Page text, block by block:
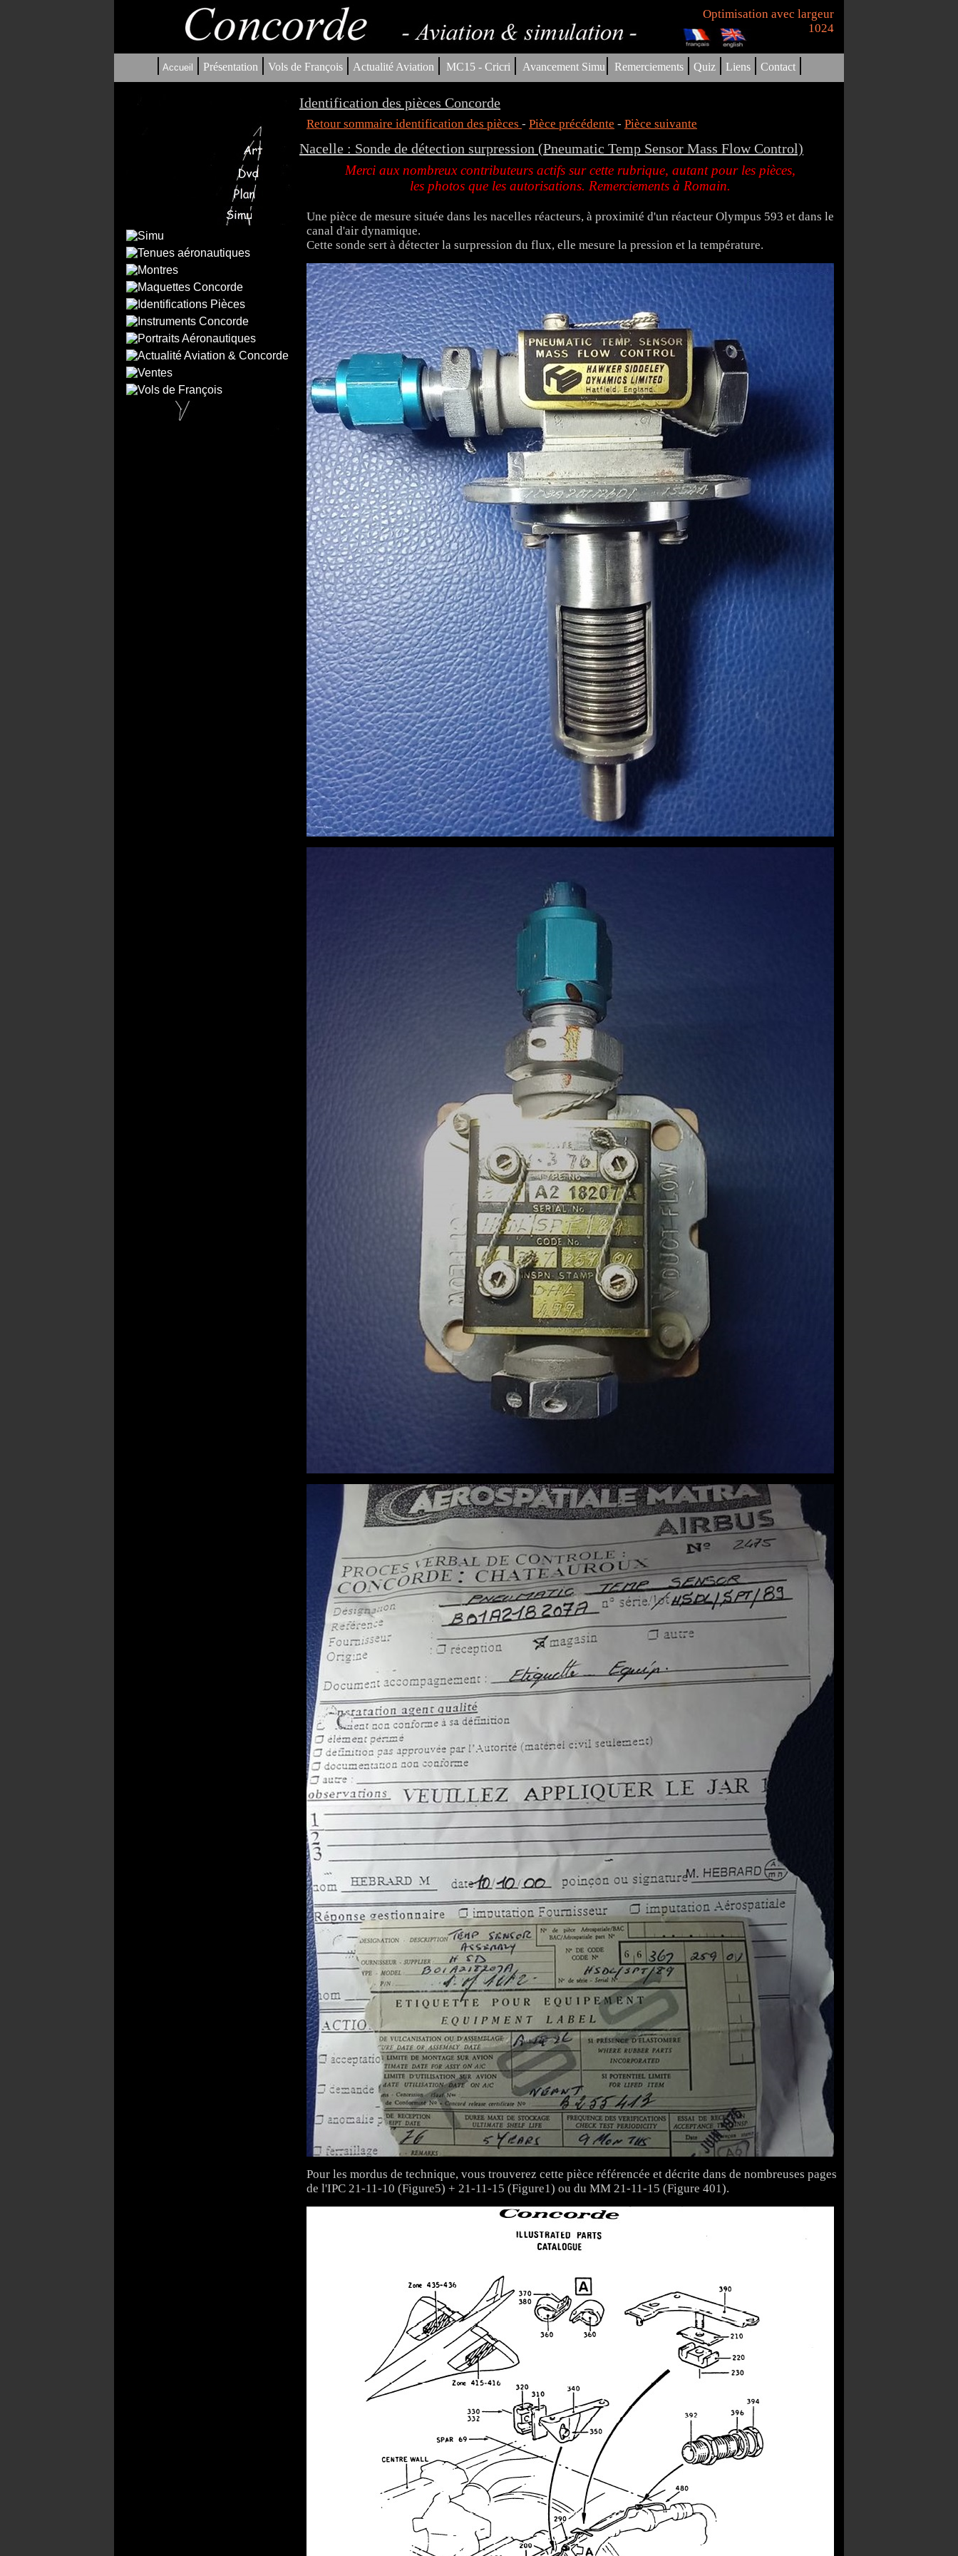
Optimisation avec largeur
1024
| Accueil | Présentation | Vols de François | Actualité Aviation | MC15 - Cricri | Avancement Simu| Remerciements | Quiz | Liens | Contact |
Identification des pièces Concorde
Retour sommaire identification des pièces - Pièce précédente - Pièce suivante
Nacelle : Sonde de détection surpression (Pneumatic Temp Sensor Mass Flow Control)
Merci aux nombreux contributeurs actifs sur cette rubrique, autant pour les pièces,
les photos que les autorisations. Remerciements à Romain.
Une pièce de mesure située dans les nacelles réacteurs, à proximité d'un réacteur Olympus 593 et dans le
canal d'air dynamique.
Cette sonde sert à détecter la surpression du flux, elle mesure la pression et la température.
Pour les mordus de technique, vous trouverez cette pièce référencée et décrite dans de nombreuses pages
de l'IPC 21-11-10 (Figure5) + 21-11-15 (Figure1) ou du MM 21-11-15 (Figure 401).